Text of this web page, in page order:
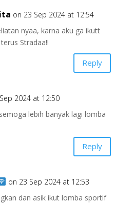
on 23 Sep 2024 at 12:54
nyaa, karna aku ga ikutt
Stradaa!!
Reply
2024 at 12:50
lebih banyak lagi lomba
Reply
on 23 Sep 2024 at 12:53
dan asik ikut lomba sportif